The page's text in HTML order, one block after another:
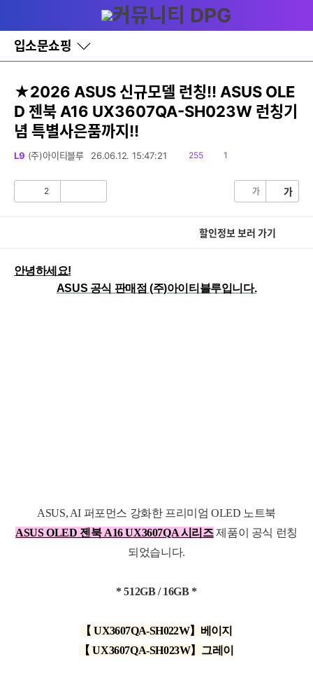
와
홈
입소문쇼핑
바
로
기
레
이
어
창
글
★2026 ASUS 신규모델 런칭!! ASUS OLE
D 젠북 A16 UX3607QA-SH023W 런칭기
념 특별사은품까지!!
L9 (주)아이티블루 26.06.12. 15:47:21
읽
255
댓1
2 가 가
할인정보 보러 가기
안녕하세요!
ASUS 공식 판매점 (주)아이티블루입니다.
ASUS, AI 퍼포먼스 강화한 프리미엄 OLED 노트북
ASUS OLED 젠북 A16 UX3607QA 시리즈제품이 공식 런칭
되었습니다.
* 512GB / 16GB *
【UX3607QA-SH022W】베이지
【UX3607QA-SH023W】그레이